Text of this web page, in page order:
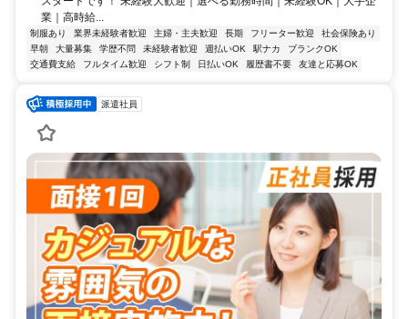
業｜高時給...
制服あり 業界未経験者歓迎 主婦・主夫歓迎 長期 フリーター歓迎
社会保険あり
早朝
大量募集 学歴不問 未経験者歓迎 週払いOK 駅ナカ
ブランクOK
交通費支給
フルタイム歓迎 シフト制 日払いOK 履歴書不要 友達と応募OK
派遣社員